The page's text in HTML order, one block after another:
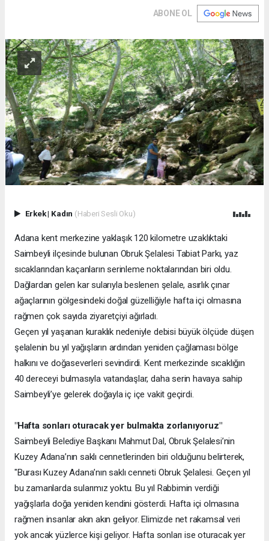
ABONE OL
Erkek| Kadın (Haberi Sesli Oku)
Adana kent merkezine yaklaşık 120 kilometre uzaklıktaki
Saimbeyli ilçesinde bulunan Obruk Şelalesi Tabiat Parkı, yaz
sıcaklarından kaçanların serinleme noktalarından biri oldu.
Dağlardan gelen kar sularıyla beslenen şelale, asırlık çınar
ağaçlarının gölgesindeki doğal güzelliğiyle hafta içi olmasına
rağmen çok sayıda ziyaretçiyi ağırladı.
Geçen yıl yaşanan kuraklık nedeniyle debisi büyük ölçüde düşen
şelalenin bu yıl yağışların ardından yeniden çağlaması bölge
halkını ve doğaseverleri sevindirdi. Kent merkezinde sıcaklığın
40 dereceyi bulmasıyla vatandaşlar, daha serin havaya sahip
Saimbeyli’ye gelerek doğayla iç içe vakit geçirdi.
"Hafta sonları oturacak yer bulmakta zorlanıyoruz"
Saimbeyli Belediye Başkanı Mahmut Dal, Obruk Şelalesi’nin
Kuzey Adana’nın saklı cennetlerinden biri olduğunu belirterek,
"Burası Kuzey Adana’nın saklı cenneti Obruk Şelalesi. Geçen yıl
bu zamanlarda sularımız yoktu. Bu yıl Rabbimin verdiği
yağışlarla doğa yeniden kendini gösterdi. Hafta içi olmasına
rağmen insanlar akın akın geliyor. Elimizde net rakamsal veri
yok ancak yüzlerce kişi geliyor. Hafta sonları ise oturacak yer